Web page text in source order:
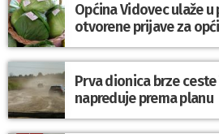
Općina Vidovec ulaže
otvorene prijave za
Prva dionica brze ceste
napreduje prema planu